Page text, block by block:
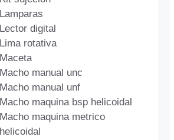
Lamparas
Lector digital
Lima rotativa
Maceta
Macho manual unc
Macho manual unf
Macho maquina bsp helicoidal
Macho maquina metrico
helicoidal